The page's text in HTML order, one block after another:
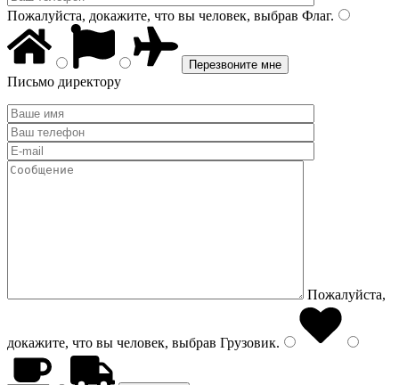
Пожалуйста, докажите, что вы человек, выбрав Флаг.
Письмо директору
Пожалуйста,
докажите, что вы человек, выбрав Грузовик.